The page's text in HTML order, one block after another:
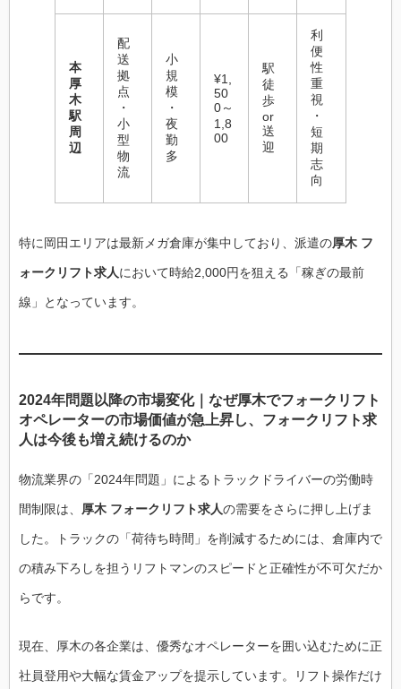
本
厚
木
駅
周
辺
配
送
拠
点
・
小
型
物
流
小
規
模
・
夜
勤
多
¥1,
50
0～
1,8
00
駅
徒
歩
or
送
迎
利
便
性
重
視
・
短
期
志
向
特に岡田エリアは最新メガ倉庫が集中しており、派遣の厚木 フ
ォークリフト求人において時給2,000円を狙える「稼ぎの最前
線」となっています。
2024年問題以降の市場変化｜なぜ厚木でフォークリフト
オペレーターの市場価値が急上昇し、フォークリフト求
人は今後も増え続けるのか
物流業界の「2024年問題」によるトラックドライバーの労働時
間制限は、 厚木 フォークリフト求人の需要をさらに押し上げま
した。トラックの「荷待ち時間」を削減するためには、倉庫内で
の積み下ろしを担うリフトマンのスピードと正確性が不可欠だか
らです。
現在、厚木の各企業は、優秀なオペレーターを囲い込むために正
社員登用や大幅な賃金アップを提示しています。リフト操作だけ